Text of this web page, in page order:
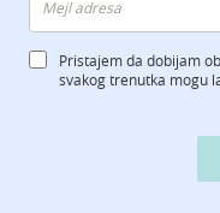
Pristajem da dobijam
svakog trenutka mogu